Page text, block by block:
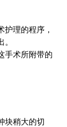
理的程序，
手术所附带的
块稍大的切